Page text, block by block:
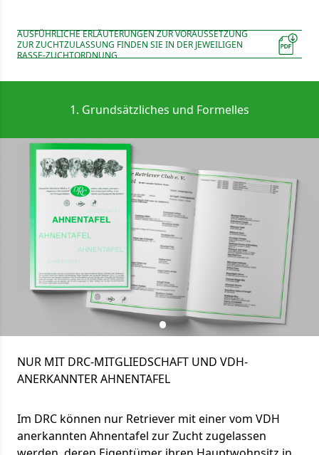
AUSFÜHRLICHE ERLÄUTERUNGEN ZUR VORAUSSETZUNG
ZUR ZUCHTZULASSUNG FINDEN SIE IN DER JEWEILIGEN
RASSE-ZUCHTORDNUNG
1. Grundsätzliches und Formelles
NUR MIT DRC-MITGLIEDSCHAFT UND VDH-
ANERKANNTER AHNENTAFEL
Im DRC können nur Retriever mit einer vom VDH
anerkannten Ahnentafel zur Zucht zugelassen